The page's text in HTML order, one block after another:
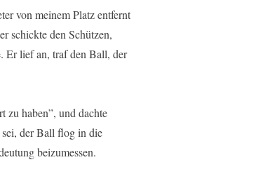
von meinem Platz entfernt
schickte den Schützen,
Er lief an, traf den Ball, der
zu haben”, und dachte
sei, der Ball flog in die
beizumessen.